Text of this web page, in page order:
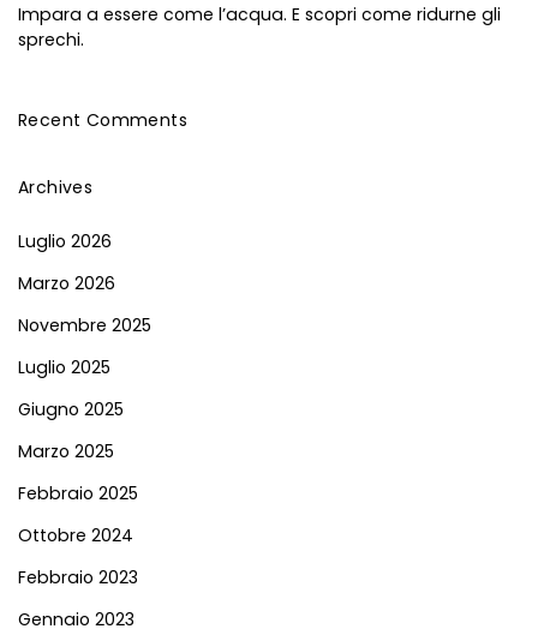
Impara a essere come l’acqua. E scopri come ridurne gli
sprechi.
Recent Comments
Archives
Luglio 2026
Marzo 2026
Novembre 2025
Luglio 2025
Giugno 2025
Marzo 2025
Febbraio 2025
Ottobre 2024
Febbraio 2023
Gennaio 2023